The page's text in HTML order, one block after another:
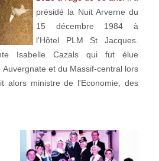
présidé la Nuit Arverne du
15 décembre 1984 à
l’Hôtel PLM St Jacques.
Isabelle Cazals qui fut élue
et du Massif-central lors
alors ministre de l'Economie, des